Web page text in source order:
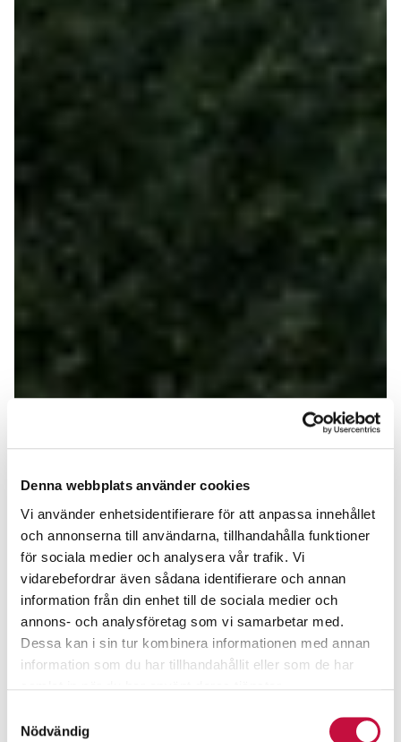
Denna webbplats använder cookies
Vi använder enhetsidentifierare för att anpassa innehållet
och annonserna till användarna, tillhandahålla funktioner
för sociala medier och analysera vår trafik. Vi
vidarebefordrar även sådana identifierare och annan
information från din enhet till de sociala medier och
annons- och analysföretag som vi samarbetar med.
Dessa kan i sin tur kombinera informationen med annan
information som du har tillhandahållit eller som de har
Nödvändig